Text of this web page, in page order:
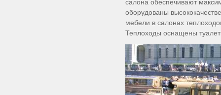
салона обеспечивают
оборудованы
мебели в салонах
Теплоходы оснащены